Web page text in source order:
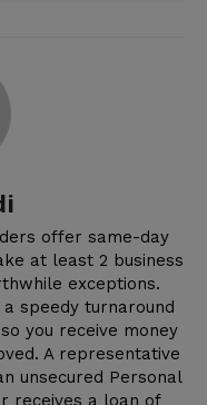
offer same-day
at least 2 business
exceptions.
speedy turnaround
you receive money
A representative
unsecured Personal
receives a loan of